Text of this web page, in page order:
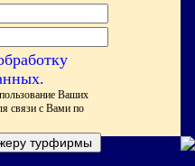
Ваших
связи с Вами по